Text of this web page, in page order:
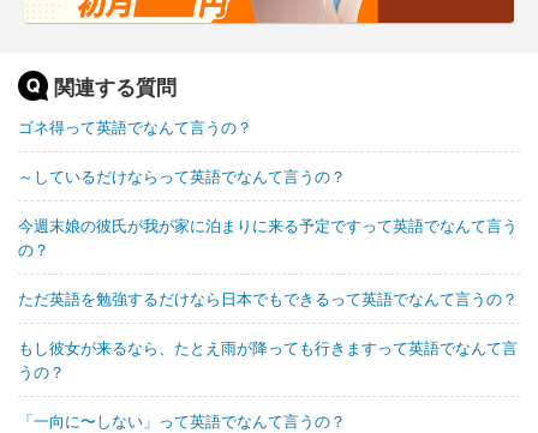
関連する質問
ゴネ得って英語でなんて言うの？
～しているだけならって英語でなんて言うの？
今週末娘の彼氏が我が家に泊まりに来る予定ですって英語でなんて言う
の？
ただ英語を勉強するだけなら日本でもできるって英語でなんて言うの？
もし彼女が来るなら、たとえ雨が降っても行きますって英語でなんて言
うの？
「一向に〜しない」って英語でなんて言うの？